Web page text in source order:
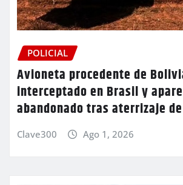
POLICIAL
Avioneta procedente de
interceptado en Brasil y
abandonado tras aterrizaje
Clave300 Ago 1, 2026